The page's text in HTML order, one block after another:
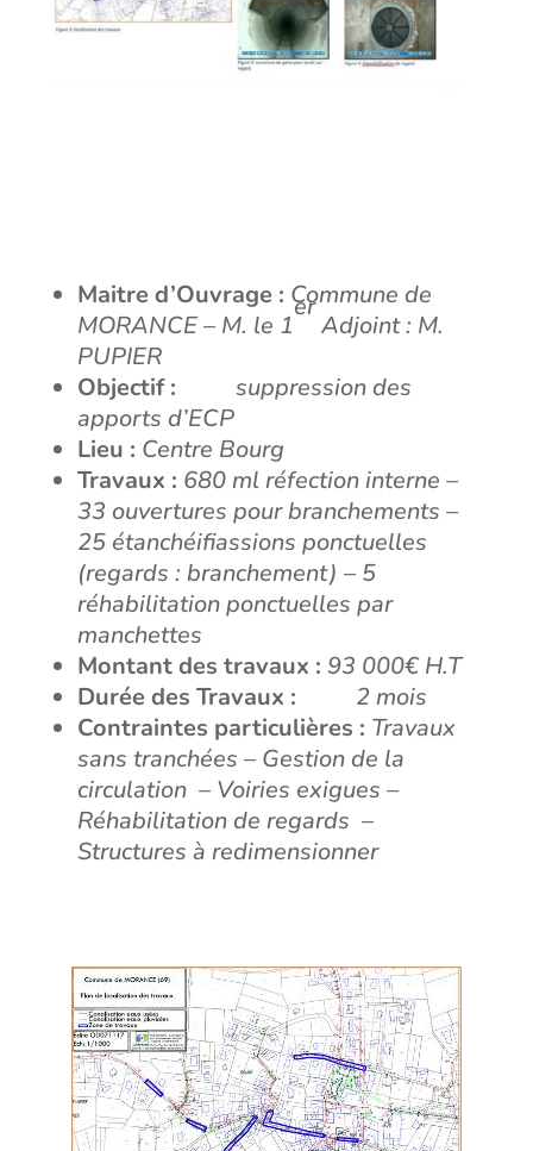
Maitre d’Ouvrage : Commune de
MORANCE – M. le 1
er
Adjoint : M.
PUPIER
Objectif : suppression des
apports d’ECP
Lieu : Centre Bourg
Travaux : 680 ml réfection interne –
33 ouvertures pour branchements –
25 étanchéifiassions ponctuelles
(regards : branchement) – 5
réhabilitation ponctuelles par
manchettes
Montant des travaux : 93 000€ H.T
Durée des Travaux :
2 mois
Contraintes particulières : Travaux
sans tranchées – Gestion de la
circulation – Voiries exigues –
Réhabilitation de regards –
Structures à redimensionner